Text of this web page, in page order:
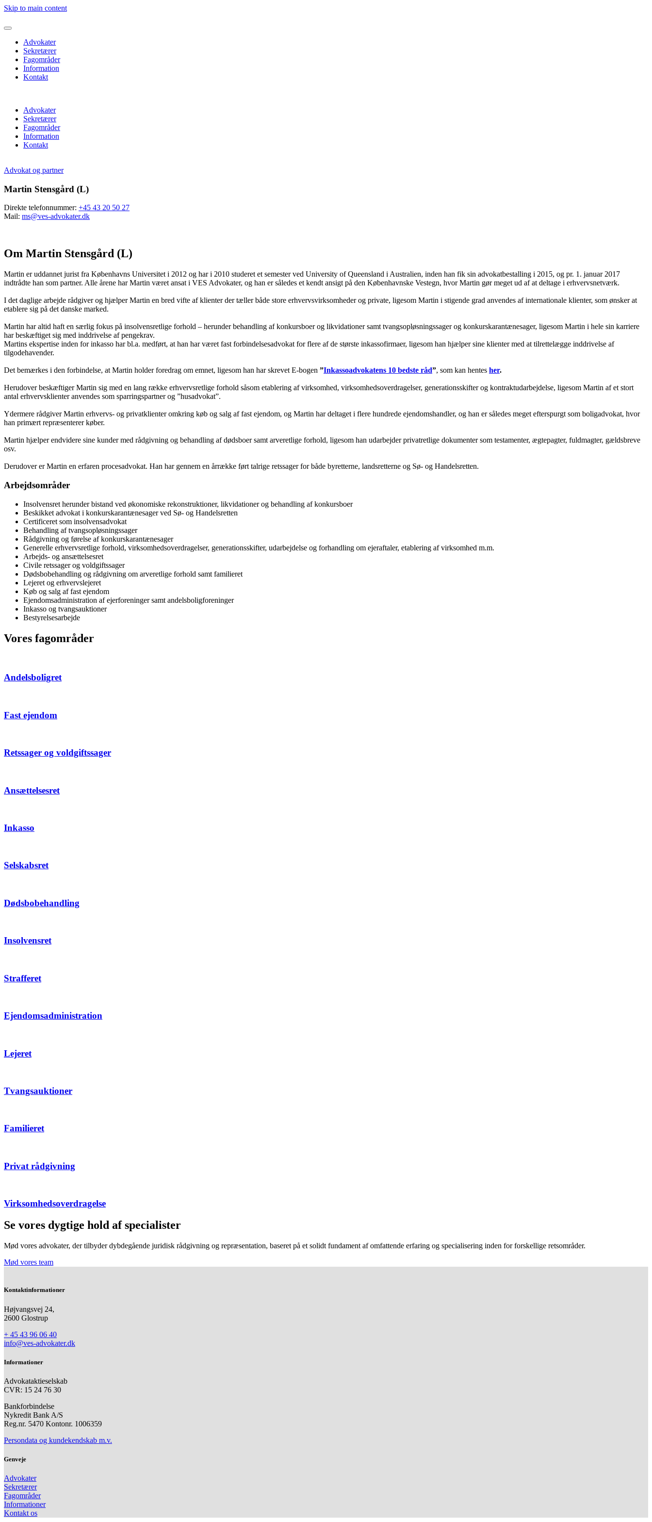
Skip to main content
Advokater
Sekretærer
Fagområder
Information
Kontakt
Advokater
Sekretærer
Fagområder
Information
Kontakt
Advokat og partner
Martin Stensgård (L)
Direkte telefonnummer: +45 43 20 50 27
Mail: ms@ves-advokater.dk
Om Martin Stensgård (L)
Martin er uddannet jurist fra Københavns Universitet i 2012 og har i 2010 studeret et semester ved University of Queensland i Australien, inden han fik sin advokatbestalling i 2015, og pr. 1. januar 2017
indtrådte han som partner. Alle årene har Martin været ansat i VES Advokater, og han er således et kendt ansigt på den Københavnske Vestegn, hvor Martin gør meget ud af at deltage i erhvervsnetværk.
I det daglige arbejde rådgiver og hjælper Martin en bred vifte af klienter der tæller både store erhvervsvirksomheder og private, ligesom Martin i stigende grad anvendes af internationale klienter, som ønsker at
etablere sig på det danske marked.
Martin har altid haft en særlig fokus på insolvensretlige forhold – herunder behandling af konkursboer og likvidationer samt tvangsopløsningssager og konkurskarantænesager, ligesom Martin i hele sin karriere
har beskæftiget sig med inddrivelse af pengekrav.
Martins ekspertise inden for inkasso har bl.a. medført, at han har været fast forbindelsesadvokat for flere af de største inkassofirmaer, ligesom han hjælper sine klienter med at tilrettelægge inddrivelse af
tilgodehavender.
Det bemærkes i den forbindelse, at Martin holder foredrag om emnet, ligesom han har skrevet E-bogen ”Inkassoadvokatens 10 bedste råd”, som kan hentes her.
Herudover beskæftiger Martin sig med en lang række erhvervsretlige forhold såsom etablering af virksomhed, virksomhedsoverdragelser, generationsskifter og kontraktudarbejdelse, ligesom Martin af et stort
antal erhvervsklienter anvendes som sparringspartner og ”husadvokat”.
Ydermere rådgiver Martin erhvervs- og privatklienter omkring køb og salg af fast ejendom, og Martin har deltaget i flere hundrede ejendomshandler, og han er således meget efterspurgt som boligadvokat, hvor
han primært repræsenterer køber.
Martin hjælper endvidere sine kunder med rådgivning og behandling af dødsboer samt arveretlige forhold, ligesom han udarbejder privatretlige dokumenter som testamenter, ægtepagter, fuldmagter, gældsbreve
osv.
Derudover er Martin en erfaren procesadvokat. Han har gennem en årrække ført talrige retssager for både byretterne, landsretterne og Sø- og Handelsretten.
Arbejdsområder
Insolvensret herunder bistand ved økonomiske rekonstruktioner, likvidationer og behandling af konkursboer
Beskikket advokat i konkurskarantænesager ved Sø- og Handelsretten
Certificeret som insolvensadvokat
Behandling af tvangsopløsningssager
Rådgivning og førelse af konkurskarantænesager
Generelle erhvervsretlige forhold, virksomhedsoverdragelser, generationsskifter, udarbejdelse og forhandling om ejeraftaler, etablering af virksomhed m.m.
Arbejds- og ansættelsesret
Civile retssager og voldgiftssager
Dødsbobehandling og rådgivning om arveretlige forhold samt familieret
Lejeret og erhvervslejeret
Køb og salg af fast ejendom
Ejendomsadministration af ejerforeninger samt andelsboligforeninger
Inkasso og tvangsauktioner
Bestyrelsesarbejde
Vores fagområder
Andelsboligret
Fast ejendom
Retssager og voldgiftssager
Ansættelsesret
Inkasso
Selskabsret
Dødsbobehandling
Insolvensret
Strafferet
Ejendomsadministration
Lejeret
Tvangsauktioner
Familieret
Privat rådgivning
Virksomhedsoverdragelse
Se vores dygtige hold af specialister
Mød vores advokater, der tilbyder dybdegående juridisk rådgivning og repræsentation, baseret på et solidt fundament af omfattende erfaring og specialisering inden for forskellige retsområder.
Mød vores team
Kontaktinformationer
Højvangsvej 24,
2600 Glostrup
+ 45 43 96 06 40
info@ves-advokater.dk
Informationer
Advokataktieselskab
CVR: 15 24 76 30
Bankforbindelse
Nykredit Bank A/S
Reg.nr. 5470 Kontonr. 1006359
Persondata og kundekendskab m.v.
Genveje
Advokater
Sekretærer
Fagområder
Informationer
Kontakt os